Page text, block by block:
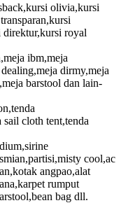
olivia,kursi
royal
ibm,meja
dirmy,meja
barstool dan lain-
sail cloth tent,tenda
cool,ac
angpao,alat
rumput
bag dll.